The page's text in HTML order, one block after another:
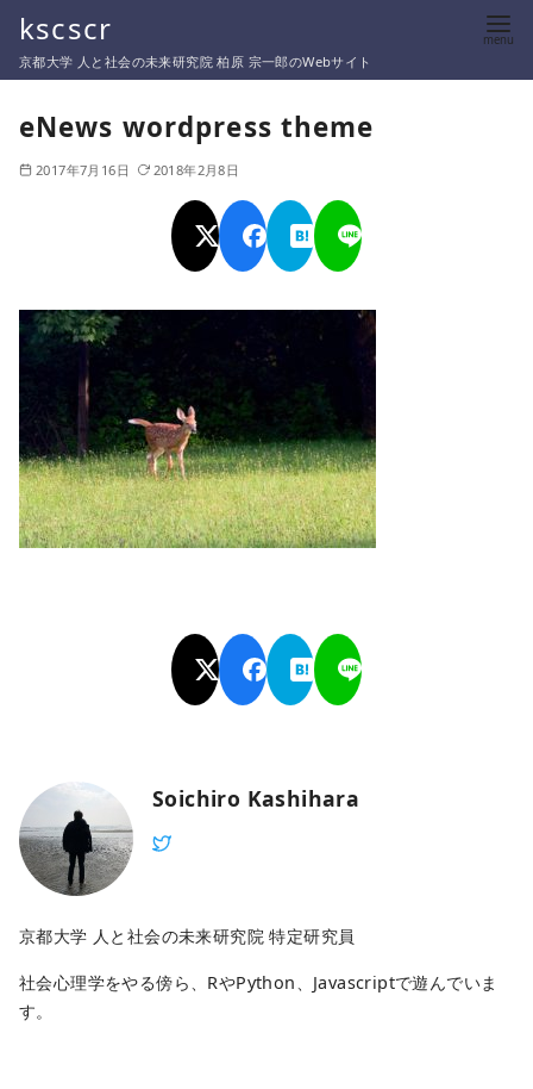
テ
kscscr
京都大学 人と社会の未来研究院 柏原 宗一郎のWebサイト
eNews wordpress theme
2017年7月16日 2018年2月8日
Soichiro Kashihara
京都大学 人と社会の未来研究院 特定研究員
社会心理学をやる傍ら、RやPython、Javascriptで遊んでいま
す。